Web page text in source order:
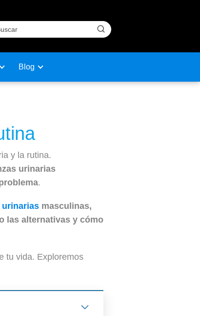
Blog
y la rutina.
urinarias
.
urinarias masculinas,
las alternativas y cómo
tu vida. Exploremos